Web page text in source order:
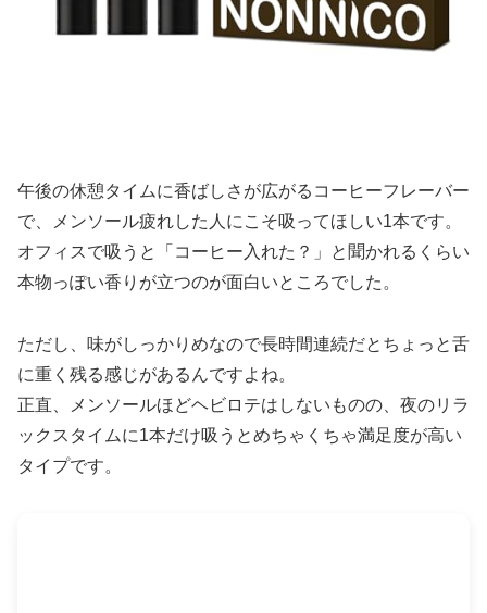
午後の休憩タイムに香ばしさが広がるコーヒーフレーバー
で、メンソール疲れした人にこそ吸ってほしい1本です。
オフィスで吸うと「コーヒー入れた？」と聞かれるくらい
本物っぽい香りが立つのが面白いところでした。
ただし、味がしっかりめなので長時間連続だとちょっと舌
に重く残る感じがあるんですよね。
正直、メンソールほどヘビロテはしないものの、夜のリラ
ックスタイムに1本だけ吸うとめちゃくちゃ満足度が高い
タイプです。